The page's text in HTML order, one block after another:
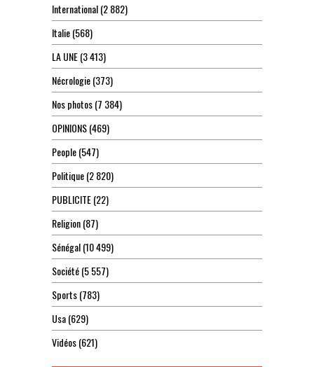
International(2 882)
Italie(568)
LA UNE(3 413)
Nécrologie(373)
Nos photos(7 384)
OPINIONS(469)
People(547)
Politique(2 820)
PUBLICITE(22)
Religion(87)
Sénégal(10 499)
Société(5 557)
Sports(783)
Usa(629)
Vidéos(621)